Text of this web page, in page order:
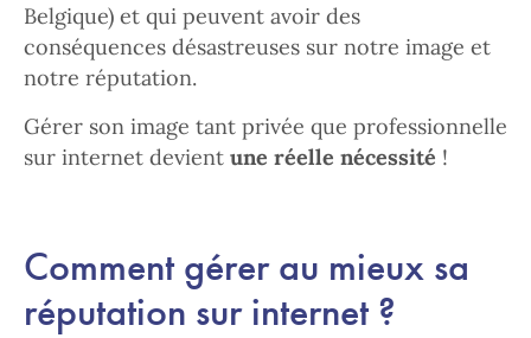
Belgique) et qui peuvent avoir des
conséquences désastreuses sur notre image et
notre réputation.
Gérer son image tant privée que professionnelle
sur internet devient une réelle nécessité !
Comment gérer au mieux sa
réputation sur internet ?